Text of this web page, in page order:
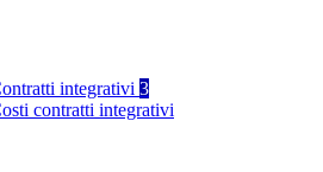
integrativi 3
contratti integrativi